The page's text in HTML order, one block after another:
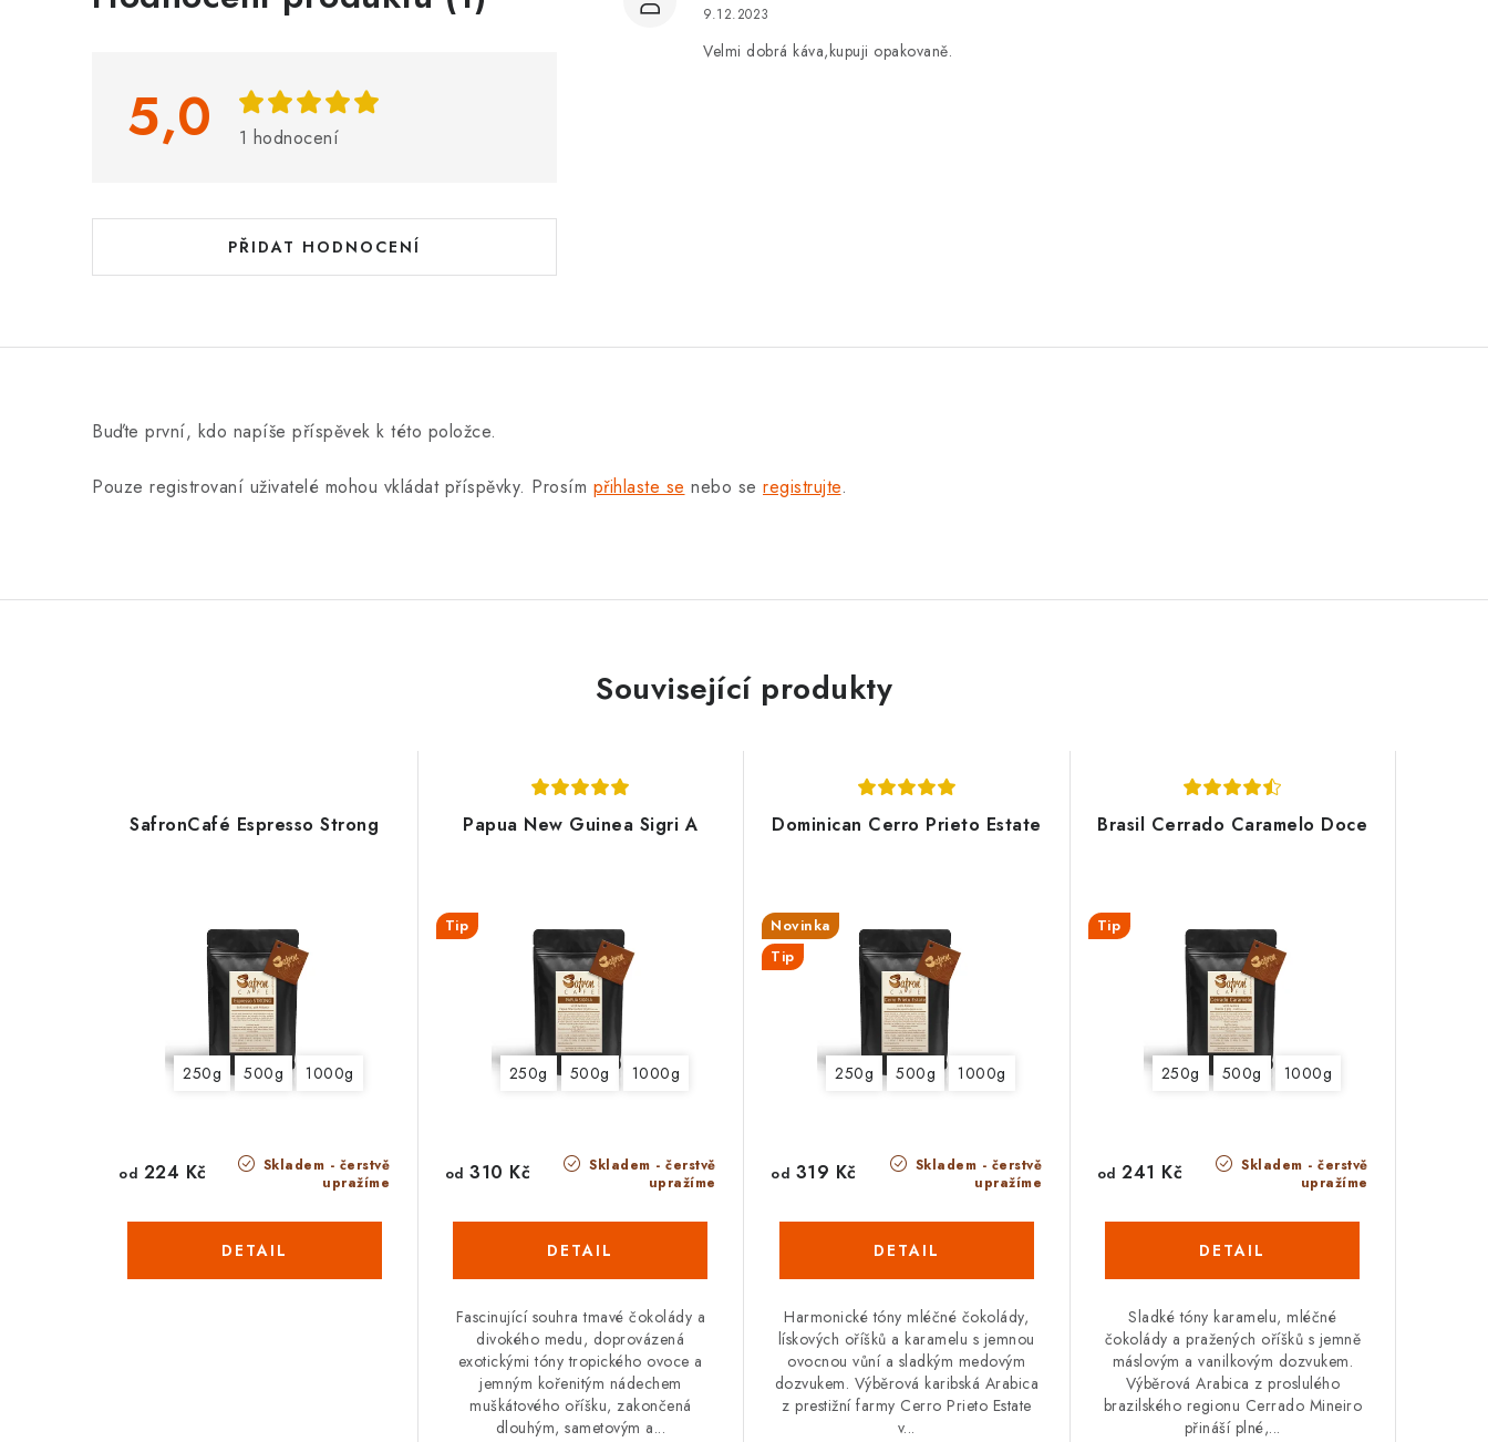
5,0 1 hodnocení
PŘIDAT HODNOCENÍ
o
n
c
n
9.12.2023
Velmi dobrá káva,kupuji opakovaně.
Buďte první, kdo napíše příspěvek k této položce.
Pouze registrovaní uživatelé mohou vkládat příspěvky. Prosím přihlaste se nebo se registrujte.
Související produkty
SafronCafé Espresso Strong
250g 500g 1000g
Skladem - čerstvě
upražíme
od 224 Kč
Papua New Guinea Sigri A
Tip
250g 500g 1000g
Skladem - čerstvě
upražíme
od 310 Kč
Fascinující souhra tmavé čokolády a
divokého medu, doprovázená
exotickými tóny tropického ovoce a
jemným kořenitým nádechem
muškátového oříšku, zakončená
dlouhým, sametovým a...
Dominican Cerro Prieto Estate
Novinka
Tip
250g 500g 1000g
Skladem - čerstvě
upražíme
od 319 Kč
Harmonické tóny mléčné čokolády,
lískových oříšků a karamelu s jemnou
ovocnou vůní a sladkým medovým
dozvukem. Výběrová karibská Arabica
z prestižní farmy Cerro Prieto Estate
v...
Brasil Cerrado Caramelo Doce
Tip
250g 500g 1000g
Skladem - čerstvě
upražíme
od 241 Kč
Sladké tóny karamelu, mléčné
čokolády a pražených oříšků s jemně
máslovým a vanilkovým dozvukem.
Výběrová Arabica z proslulého
brazilského regionu Cerrado Mineiro
přináší plné,...